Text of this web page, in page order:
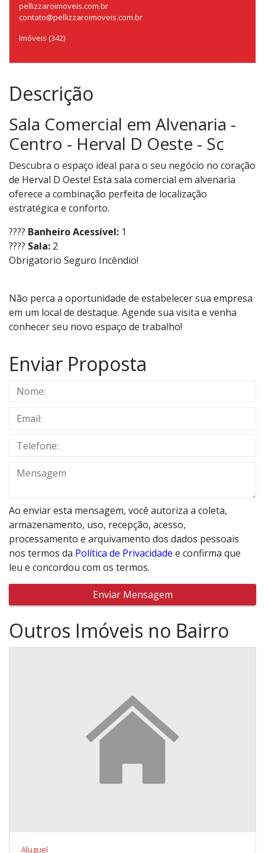
pellizzaroimoveis.com.br
contato@pellizzaroimoveis.com.br
Imóveis (342)
Descrição
Sala Comercial em Alvenaria -
Centro - Herval D Oeste - Sc
Descubra o espaço ideal para o seu negócio no coração
de Herval D Oeste! Esta sala comercial em alvenaria
oferece a combinação perfeita de localização
estratégica e conforto.
???? Banheiro Acessível: 1
???? Sala: 2
Obrigatorio Seguro Incêndio!
Não perca a oportunidade de estabelecer sua empresa
em um local de destaque. Agende sua visita e venha
conhecer seu novo espaço de trabalho!
Enviar Proposta
Ao enviar esta mensagem, você autoriza a coleta,
armazenamento, uso, recepção, acesso,
processamento e arquivamento dos dados pessoais
nos termos da Política de Privacidade e confirma que
leu e concordou com os termos.
Enviar Mensagem
Outros Imóveis no Bairro
Aluguel